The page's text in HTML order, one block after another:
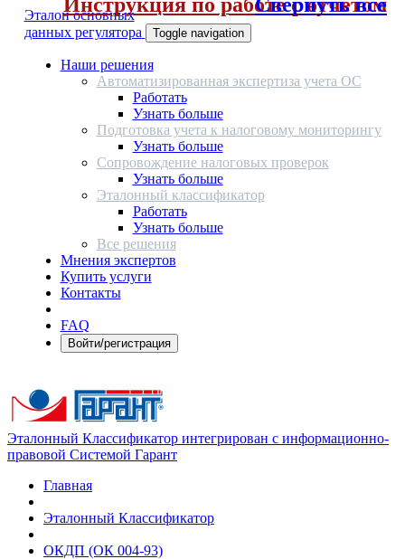
Эталон основных
данных регулятора
Toggle navigation
Наши решения
Автоматизированная экспертиза учета ОС
Работать
Узнать больше
Подготовка учета к налоговому мониторингу
Узнать больше
Сопровождение налоговых проверок
Узнать больше
Эталонный классификатор
Работать
Узнать больше
Все решения
Мнения экспертов
Купить услуги
Контакты
FAQ
Войти/регистрация
Эталонный Классификатор интегрирован с информационно-
правовой Системой Гарант
Главная
Эталонный Классификатор
ОКДП (ОК 004-93)